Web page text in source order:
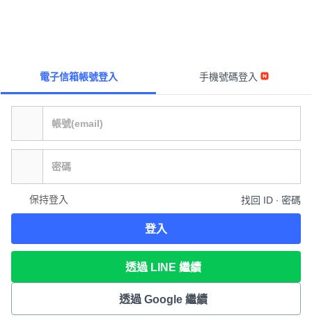
電子信箱帳號登入 手機號碼登入
保持登入 找回 ID ∙ 密碼
登入
透過 LINE 繼續
透過 Google 繼續